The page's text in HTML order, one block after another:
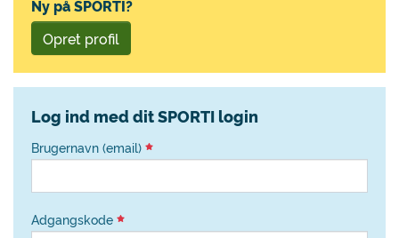
Ny på SPORTI?
Opret profil
Log ind med dit SPORTI login
Brugernavn (email)
Adgangskode